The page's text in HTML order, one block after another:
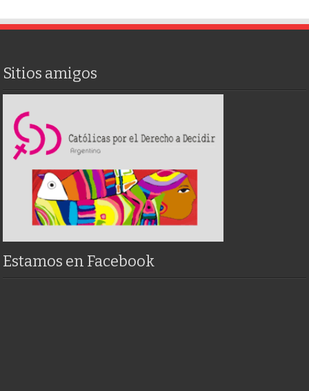
Sitios amigos
Estamos en Facebook